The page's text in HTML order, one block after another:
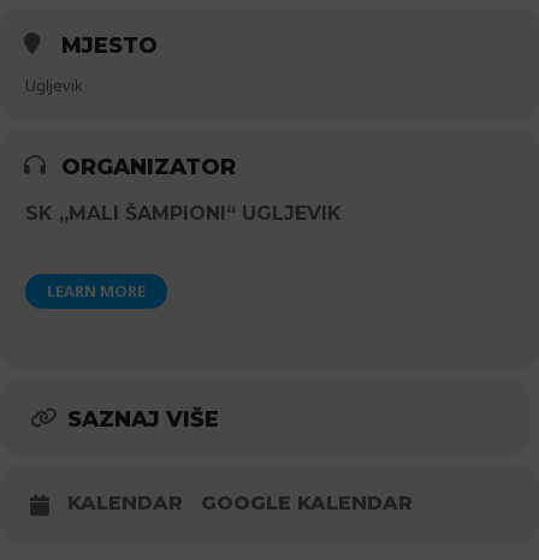
MJESTO
Ugljevik
ORGANIZATOR
SK „MALI ŠAMPIONI“ UGLJEVIK
LEARN MORE
SAZNAJ VIŠE
KALENDAR GOOGLE KALENDAR